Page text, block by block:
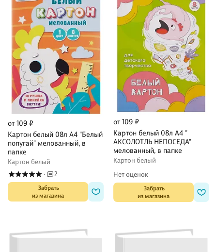
от 109 ₽
Картон белый 08л А4 "Белый
попугай" мелованный, в
папке
Картон белый
· 2
Забрать
из магазина
от 109 ₽
Картон белый 08л А4 "
АКСОЛОТЛЬ НЕПОСЕДА"
мелованный, в папке
Картон белый
Нет оценок
Забрать
из магазина